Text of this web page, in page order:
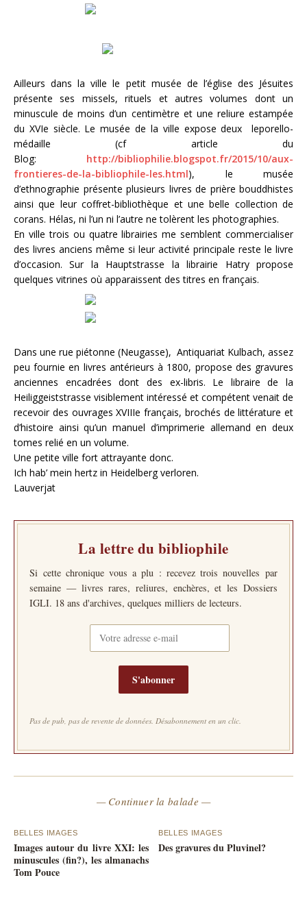
Ailleurs dans la ville le petit musée de l’église des Jésuites
présente ses missels, rituels et autres volumes dont un
minuscule de moins d’un centimètre et une reliure estampée
du XVIe siècle. Le musée de la ville expose deux leporello-
médaille (cf article du
Blog: http://bibliophilie.blogspot.fr/2015/10/aux-
frontieres-de-la-bibliophile-les.html), le musée
d’ethnographie présente plusieurs livres de prière bouddhistes
ainsi que leur coffret-bibliothèque et une belle collection de
corans. Hélas, ni l’un ni l’autre ne tolèrent les photographies.
En ville trois ou quatre librairies me semblent commercialiser
des livres anciens même si leur activité principale reste le livre
d’occasion. Sur la Hauptstrasse la librairie Hatry propose
quelques vitrines où apparaissent des titres en français.
Dans une rue piétonne (Neugasse), Antiquariat Kulbach, assez
peu fournie en livres antérieurs à 1800, propose des gravures
anciennes encadrées dont des ex-libris. Le libraire de la
Heiliggeiststrasse visiblement intéressé et compétent venait de
recevoir des ouvrages XVIIIe français, brochés de littérature et
d’histoire ainsi qu’un manuel d’imprimerie allemand en deux
tomes relié en un volume.
Une petite ville fort attrayante donc.
Ich hab’ mein hertz in Heidelberg verloren.
Lauverjat
La lettre du bibliophile
Si cette chronique vous a plu : recevez trois nouvelles par
semaine — livres rares, reliures, enchères, et les Dossiers
IGLI. 18 ans d'archives, quelques milliers de lecteurs.
S'abonner
Pas de pub, pas de revente de données. Désabonnement en un clic.
— Continuer la balade —
BELLES IMAGES
Images autour du livre XXI: les
minuscules (fin?), les almanachs
Tom Pouce
BELLES IMAGES
Des gravures du Pluvinel?